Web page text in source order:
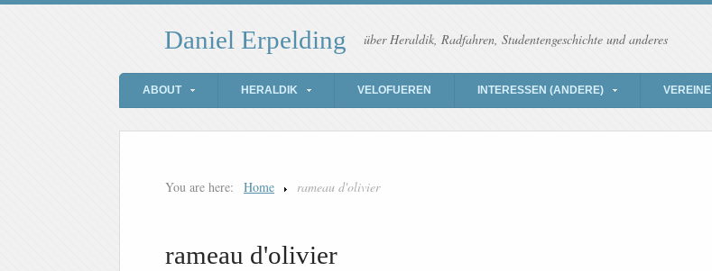
Daniel Erpelding über Heraldik, Radfahren, Studentengeschichte und anderes
ABOUT HERALDIK VELOFUEREN INTERESSEN (ANDERE) VEREINE
You are here: Home rameau d'olivier
rameau d'olivier